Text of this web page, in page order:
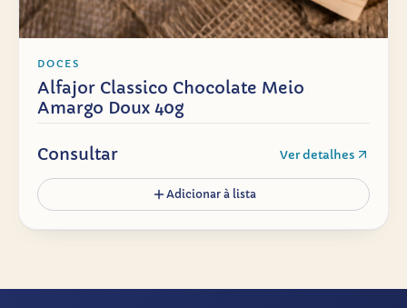
DOCES
Alfajor Classico Chocolate Meio
Amargo Doux 40g
Consultar Ver detalhes
Adicionar à lista